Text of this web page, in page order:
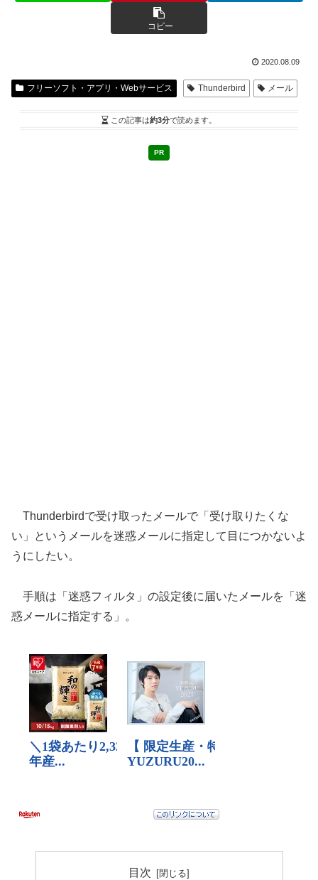
コピー
2020.08.09
フリーソフト・アプリ・Webサービス Thunderbird メール
この記事は約3分で読めます。
PR
Thunderbirdで受け取ったメールで「受け取りたくな
い」というメールを迷惑メールに指定して目につかないよ
うにしたい。
手順は「迷惑フィルタ」の設定後に届いたメールを「迷
惑メールに指定する」。
目次